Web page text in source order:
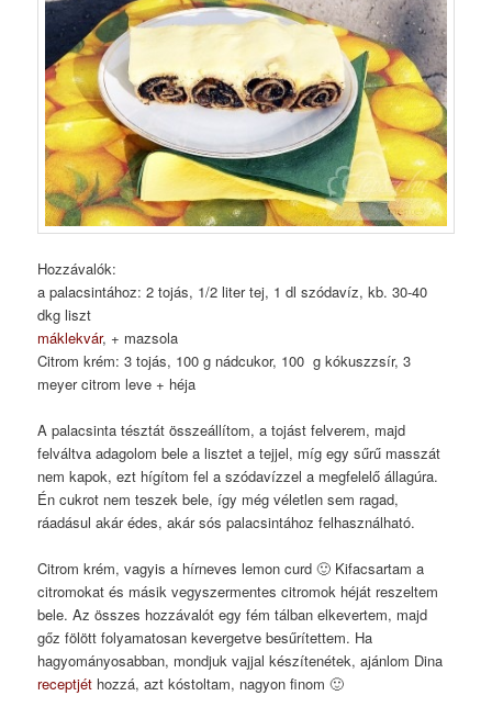
Hozzávalók:
a palacsintához: 2 tojás, 1/2 liter tej, 1 dl szódavíz, kb. 30-40
dkg liszt
máklekvár, + mazsola
Citrom krém: 3 tojás, 100 g nádcukor, 100 g kókuszzsír, 3
meyer citrom leve + héja
A palacsinta tésztát összeállítom, a tojást felverem, majd
felváltva adagolom bele a lisztet a tejjel, míg egy sűrű masszát
nem kapok, ezt hígítom fel a szódavízzel a megfelelő állagúra.
Én cukrot nem teszek bele, így még véletlen sem ragad,
ráadásul akár édes, akár sós palacsintához felhasználható.
Citrom krém, vagyis a hírneves lemon curd 🙂 Kifacsartam a
citromokat és másik vegyszermentes citromok héját reszeltem
bele. Az összes hozzávalót egy fém tálban elkevertem, majd
gőz fölött folyamatosan kevergetve besűrítettem. Ha
hagyományosabban, mondjuk vajjal készítenétek, ajánlom Dina
receptjét hozzá, azt kóstoltam, nagyon finom 🙂